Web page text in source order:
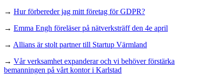
→ Hur förbereder jag mitt företag för GDPR?
→ Emma Engh föreläser på nätverksträff den 4e april
→ Allians är stolt partner till Startup Värmland
→ Vår verksamhet expanderar och vi behöver förstärka
bemanningen på vårt kontor i Karlstad